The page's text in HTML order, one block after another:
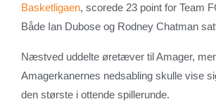
Basketligaen, scorede 23 point for Team
Både Ian Dubose og Rodney Chatman
Næstved uddelte øretæver til Amager,
Amagerkanernes nedsabling skulle vise
den største i ottende spillerunde.